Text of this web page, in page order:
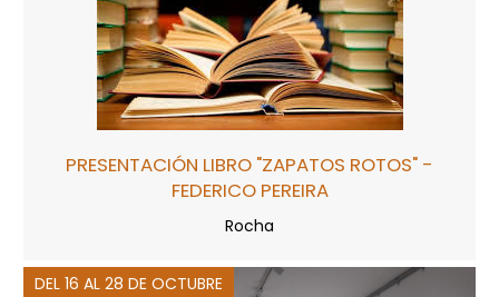
PRESENTACIÓN LIBRO "ZAPATOS ROTOS" -
FEDERICO PEREIRA
Rocha
DEL 16 AL 28 DE OCTUBRE